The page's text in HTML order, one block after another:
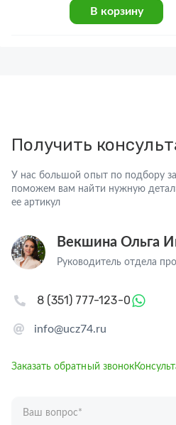
В корзину
Получить
У нас большой опыт по подбору
поможем вам найти нужную
ее артикул
Векшина Ольга
Руководитель отдела
info@ucz74.ru
8 (351) 777-123-0
Заказать обратный звонок
Ваш вопрос*